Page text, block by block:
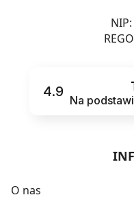
4.9
Na
O nas